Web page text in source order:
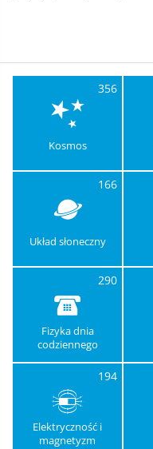
356
Kosmos
166
Układ słoneczny
290
Fizyka dnia
codziennego
194
Elektryczność i
magnetyzm